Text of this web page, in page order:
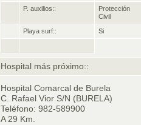
P. auxilios::
Protección
Civil
Playa surf::
Si
Hospital más próximo::
Hospital Comarcal de Burela
C. Rafael Vior S/N (BURELA)
Teléfono: 982-589900
A 29 Km.